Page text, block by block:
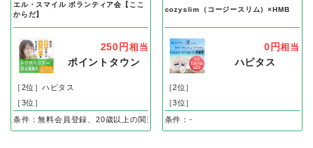
エル・スマイル ボランティア会【ここ
からだ】
250円 相当
ポイントタウン
［2位］ハピタス
［3位］
条件：無料会員登録、20歳以上の関東在住の方のみ無料会員登録後、ハガキ到着
cozyslim（コージースリム）×HMB
0円相当
ハピタス
［2位］
［3位］
条件：-